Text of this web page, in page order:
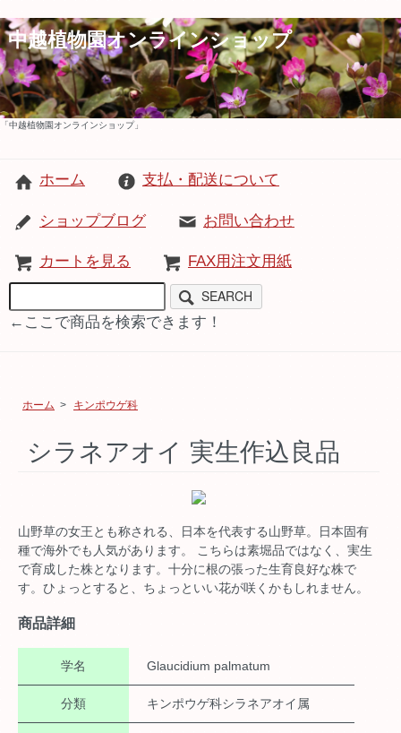
中越植物園オンラインショップ
「中越植物園オンラインショップ」
ホーム 支払・配送について
ショップブログ お問い合わせ
カートを見る FAX用注文用紙
SEARCH
←ここで商品を検索できます！
ホーム > キンポウゲ科
シラネアオイ 実生作込良品
山野草の女王とも称される、日本を代表する山野草。日本固有
種で海外でも人気があります。 こちらは素堀品ではなく、実生
で育成した株となります。十分に根の張った生育良好な株で
す。ひょっとすると、ちょっといい花が咲くかもしれません。
商品詳細
学名 Glaucidium palmatum
分類 キンポウゲ科シラネアオイ属